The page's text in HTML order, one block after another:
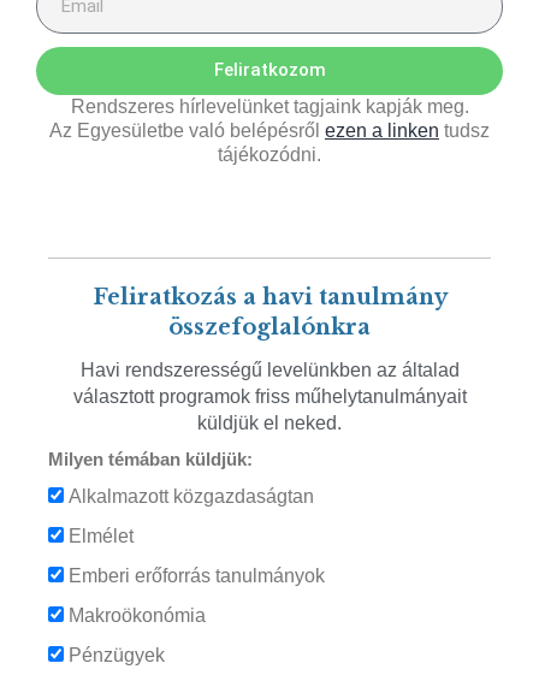
Feliratkozom
Rendszeres hírlevelünket tagjaink kapják meg.
Az Egyesületbe való belépésről ezen a linken tudsz
tájékozódni.
Feliratkozás a havi tanulmány
összefoglalónkra
Havi rendszerességű levelünkben az általad
választott programok friss műhelytanulmányait
küldjük el neked.
Milyen témában küldjük:
Alkalmazott közgazdaságtan
Elmélet
Emberi erőforrás tanulmányok
Makroökonómia
Pénzügyek